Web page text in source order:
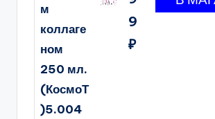
м
коллаге
ном
250 мл.
(КосмоТ
)5.004
9
₽